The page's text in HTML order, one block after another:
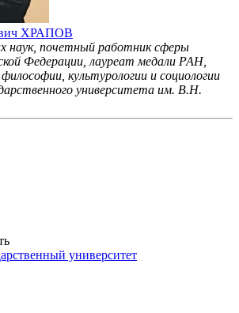
ХРАПОВ
наук, почетный работник сферы
Федерации, лауреат медали РАН,
культурологии и социологии
университета им. В.Н.
университет